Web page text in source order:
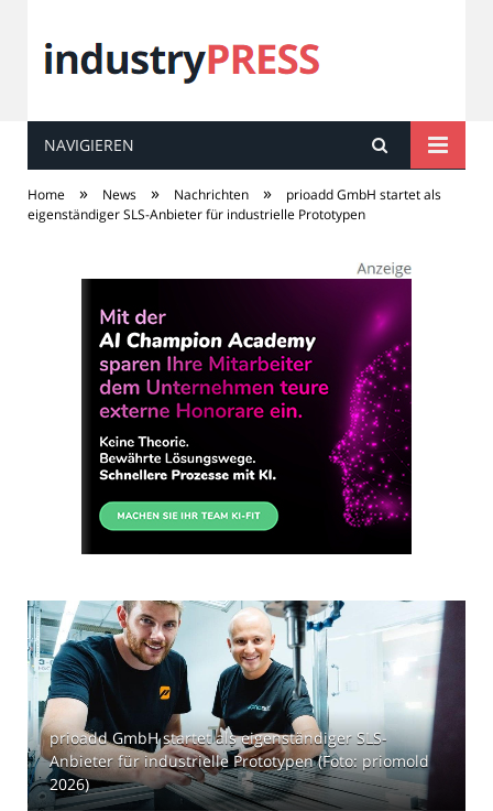
industryPRESS
NAVIGIEREN
Home » News » Nachrichten »
prioadd GmbH startet als
eigenständiger SLS-Anbieter für industrielle Prototypen
prioadd GmbH startet als eigenständiger SLS-
Anbieter für industrielle Prototypen (Foto: priomold
2026)